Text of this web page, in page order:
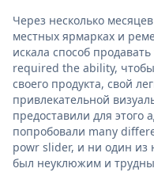
Через несколько
местных ярмарках и
искала способ
required the ability, чтобы
своего продукта, свой
привлекательной
предоставили для этого
попробовали many
powr slider, и ни один из
был неуклюжим и